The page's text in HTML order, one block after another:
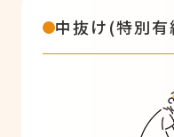
中抜け(特別